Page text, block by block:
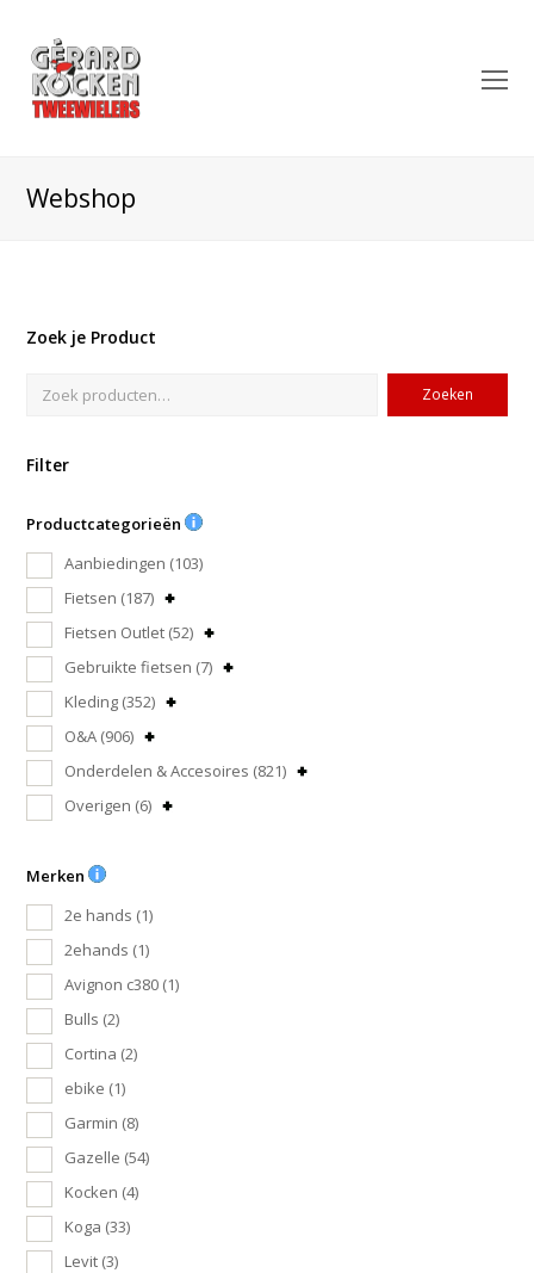
Webshop
Zoek je Product
Zoeken
Filter
Productcategorieën
Aanbiedingen (103)
Fietsen (187)
Fietsen Outlet (52)
Gebruikte fietsen (7)
Kleding (352)
O&A (906)
Onderdelen & Accesoires (821)
Overigen (6)
Merken
2e hands (1)
2ehands (1)
Avignon c380 (1)
Bulls (2)
Cortina (2)
ebike (1)
Garmin (8)
Gazelle (54)
Kocken (4)
Koga (33)
Levit (3)